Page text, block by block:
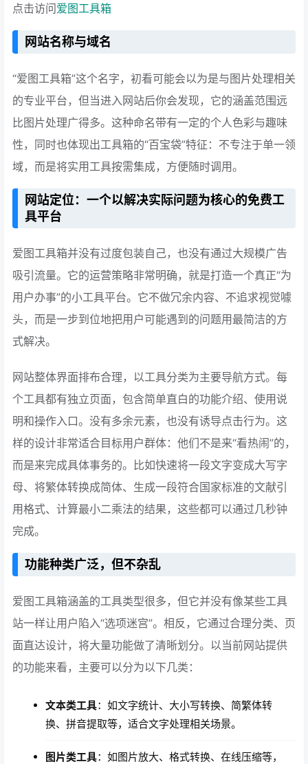
点击访问爱图工具箱
网站名称与域名
“爱图工具箱”这个名字，初看可能会以为是与图片处理相关
的专业平台，但当进入网站后你会发现，它的涵盖范围远
比图片处理广得多。这种命名带有一定的个人色彩与趣味
性，同时也体现出工具箱的“百宝袋”特征：不专注于单一领
域，而是将实用工具按需集成，方便随时调用。
网站定位：一个以解决实际问题为核心的免费工
具平台
爱图工具箱并没有过度包装自己，也没有通过大规模广告
吸引流量。它的运营策略非常明确，就是打造一个真正“为
用户办事”的小工具平台。它不做冗余内容、不追求视觉噱
头，而是一步到位地把用户可能遇到的问题用最简洁的方
式解决。
网站整体界面排布合理，以工具分类为主要导航方式。每
个工具都有独立页面，包含简单直白的功能介绍、使用说
明和操作入口。没有多余元素，也没有诱导点击行为。这
样的设计非常适合目标用户群体：他们不是来“看热闹”的，
而是来完成具体事务的。比如快速将一段文字变成大写字
母、将繁体转换成简体、生成一段符合国家标准的文献引
用格式、计算最小二乘法的结果，这些都可以通过几秒钟
完成。
功能种类广泛，但不杂乱
爱图工具箱涵盖的工具类型很多，但它并没有像某些工具
站一样让用户陷入“选项迷宫”。相反，它通过合理分类、页
面直达设计，将大量功能做了清晰划分。以当前网站提供
的功能来看，主要可以分为以下几类：
文本类工具：如文字统计、大小写转换、简繁体转
换、拼音提取等，适合文字处理相关场景。
图片类工具：如图片放大、格式转换、在线压缩等，